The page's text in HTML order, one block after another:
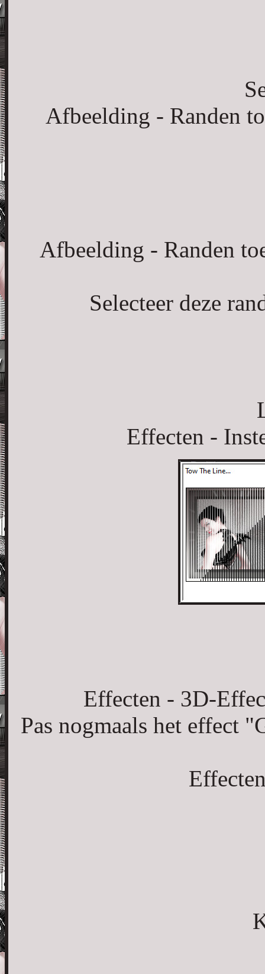
Afbeelding - Randen
Afbeelding - Randen
Selecteer deze
Effecten -
Effecten - 3D-
Pas nogmaals het effect